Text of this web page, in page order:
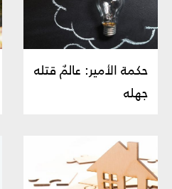
حكمة الأمير: عالمٌ قتله
جهله